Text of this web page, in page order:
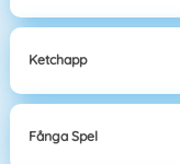
Ketchapp
Fånga Spel